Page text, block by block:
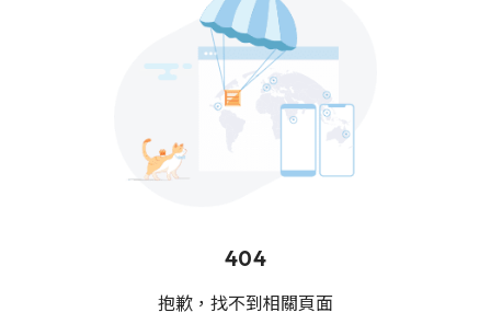
404
抱歉，找不到相關頁面